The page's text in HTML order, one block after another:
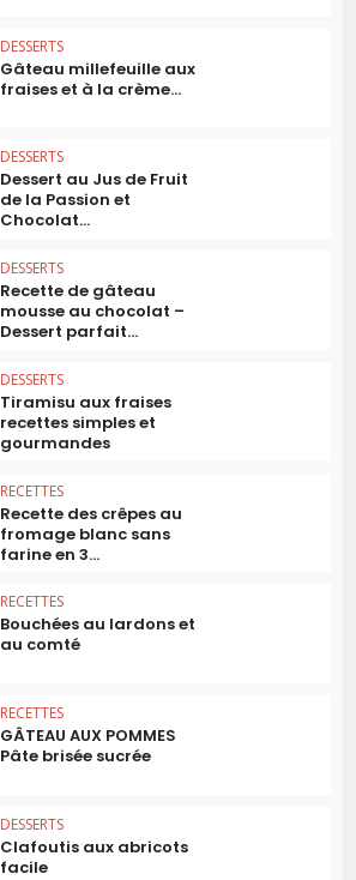
DESSERTS
Gâteau millefeuille aux
fraises et à la crème...
DESSERTS
Dessert au Jus de Fruit
de la Passion et
Chocolat...
DESSERTS
Recette de gâteau
mousse au chocolat –
Dessert parfait...
DESSERTS
Tiramisu aux fraises
recettes simples et
gourmandes
RECETTES
Recette des crêpes au
fromage blanc sans
farine en 3...
RECETTES
Bouchées au lardons et
au comté
RECETTES
GÂTEAU AUX POMMES
Pâte brisée sucrée
DESSERTS
Clafoutis aux abricots
facile